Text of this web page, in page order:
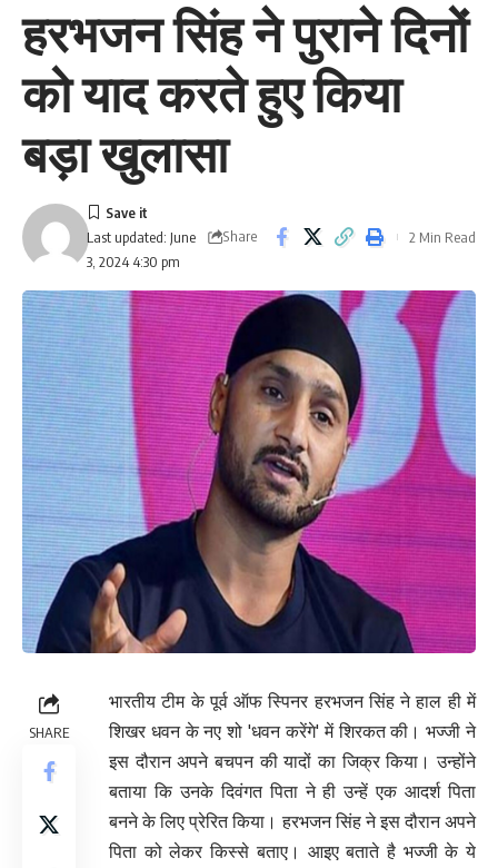
हरभजन सिंह ने पुराने दिनों
को याद करते हुए किया
बड़ा खुलासा
Last updated: June
3, 2024 4:30 pm
Share 2 Min Read
SHARE
भारतीय टीम के पूर्व ऑफ स्पिनर हरभजन सिंह ने हाल ही में
शिखर धवन के नए शो 'धवन करेंगे' में शिरकत की। भज्जी ने
इस दौरान अपने बचपन की यादों का जिक्र किया। उन्होंने
बताया कि उनके दिवंगत पिता ने ही उन्हें एक आदर्श पिता
बनने के लिए प्रेरित किया। हरभजन सिंह ने इस दौरान अपने
पिता को लेकर किस्से बताए। आइए बताते है भज्जी के ये